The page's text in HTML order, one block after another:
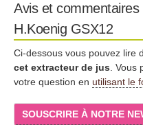
Avis et
H.Koenig GSX12
Ci-dessous vous pouvez lire
cet extracteur de jus .
votre question en utilisant le
SOUSCRIRE À NOTRE